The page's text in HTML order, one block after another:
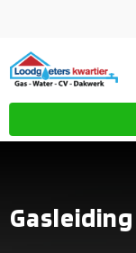
Gasleiding